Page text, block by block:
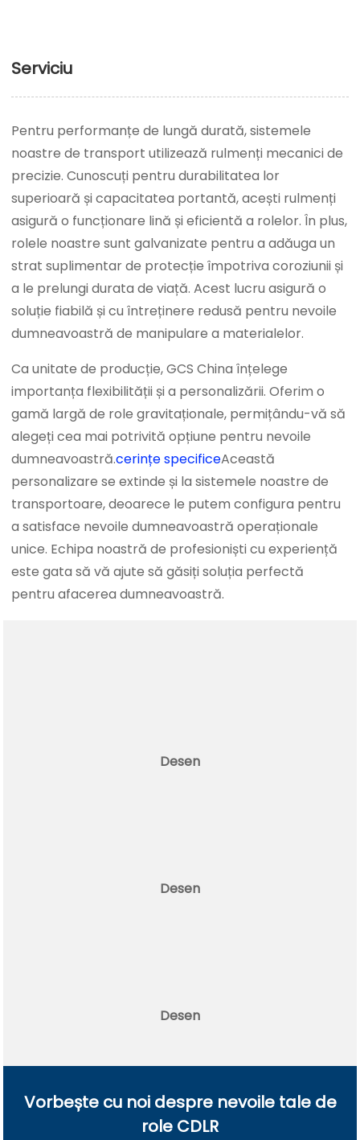
Serviciu
Pentru performanțe de lungă durată, sistemele
noastre de transport utilizează rulmenți mecanici de
precizie. Cunoscuți pentru durabilitatea lor
superioară și capacitatea portantă, acești rulmenți
asigură o funcționare lină și eficientă a rolelor. În plus,
rolele noastre sunt galvanizate pentru a adăuga un
strat suplimentar de protecție împotriva coroziunii și
a le prelungi durata de viață. Acest lucru asigură o
soluție fiabilă și cu întreținere redusă pentru nevoile
dumneavoastră de manipulare a materialelor.
Ca unitate de producție, GCS China înțelege
importanța flexibilității și a personalizării. Oferim o
gamă largă de role gravitaționale, permițându-vă să
alegeți cea mai potrivită opțiune pentru nevoile
dumneavoastră.cerințe specificeAceastă
personalizare se extinde și la sistemele noastre de
transportoare, deoarece le putem configura pentru
a satisface nevoile dumneavoastră operaționale
unice. Echipa noastră de profesioniști cu experiență
este gata să vă ajute să găsiți soluția perfectă
pentru afacerea dumneavoastră.
Desen
Desen
Desen
Vorbește cu noi despre nevoile tale de
role CDLR